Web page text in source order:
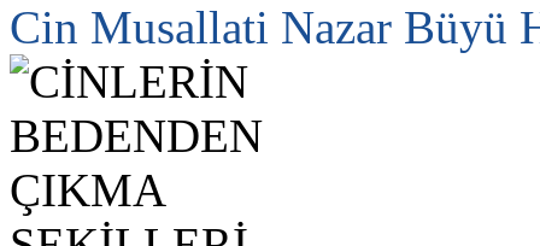
Cin Musallati Nazar Büyü